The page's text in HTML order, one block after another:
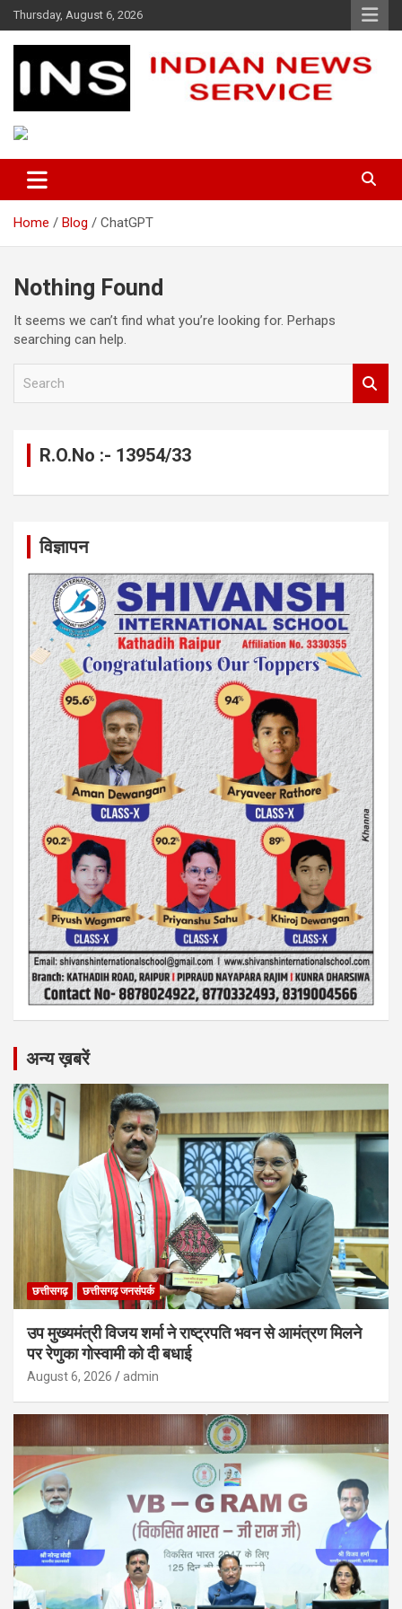
Skip
to
content
Thursday, August 6, 2026
Indian News Service
Home Blog ChatGPT
Nothing Found
It seems we can’t find what you’re looking for. Perhaps
searching can help.
R.O.No :- 13954/33
विज्ञापन
अन्य ख़बरें
छत्तीसगढ़ छत्तीसगढ़ जनसंपर्क
उप मुख्यमंत्री विजय शर्मा ने राष्ट्रपति भवन से आमंत्रण मिलने
पर रेणुका गोस्वामी को दी बधाई
August 6, 2026 admin